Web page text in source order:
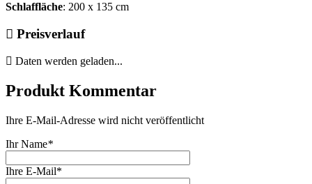
Schlaffläche: 200 x 135 cm
Preisverlauf
Daten werden geladen...
Produkt Kommentar
Ihre E-Mail-Adresse wird nicht veröffentlicht
Ihr Name*
Ihre E-Mail*